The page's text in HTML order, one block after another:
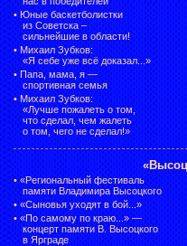
• Юные баскетболистки
из Советска –
сильнейшие в области!
• Михаил Зубков:
«Я себе уже всё доказал...»
• Папа, мама, я —
спортивная семья
• Михаил Зубков:
«Лучше пожалеть о том,
что сделал, чем жалеть
о том, чего не сделал!»
• «Региональный фестиваль
памяти Владимира Высоцкого
• «Сыновья уходят в бой...»
• «По самому по краю...» —
концерт памяти В. Высоцкого
в Ярграде